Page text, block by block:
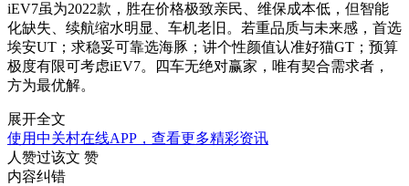
iEV7虽为2022款，胜在价格极致亲民、维保成本低，但智能
化缺失、续航缩水明显、车机老旧。若重品质与未来感，首选
埃安UT；求稳妥可靠选海豚；讲个性颜值认准好猫GT；预算
极度有限可考虑iEV7。四车无绝对赢家，唯有契合需求者，
方为最优解。
展开全文
使用中关村在线APP，查看更多精彩资讯
人赞过该文 赞
内容纠错